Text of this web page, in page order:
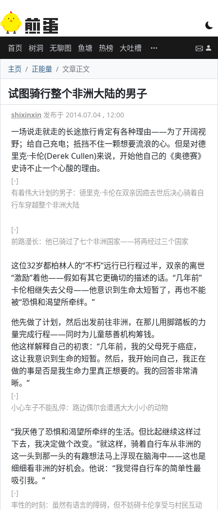
首页 树洞 无聊图 鱼塘 热榜 大吐槽
主页 正能量 文章正文
试图骑行整个非洲大陆的男子
shixinxin 发布于 2014.07.04 , 12:00
一场说走就走的长途旅行肯定有各种理由——为了开阔视
野；给自己充电；抵挡不住一颗想要流浪的心。但是对德
里克·卡伦(Derek Cullen)来说，开始他自己的《奥德赛》
史诗不止一个心酸的理由。
[-]
有着伟大计划的男子：德里克·卡伦在双亲因癌去世后决心骑着自
行车穿越整个非洲大陆
[-]
前路漫长：他已骑过了七个非洲国家——将再经过三个国家
这位32岁都柏林人的“不朽”远行已行程过半，双亲的离世
“激励”着他——假如有其它更确切的描述的话。“几年前”
卡伦相继失去父母——他意识到生命太短暂了，再也不能
被“恐惧和渴望所牵绊。”
他先做了计划，然后出发前往非洲，在那儿用脚踏板的力
量完成行程——同时为儿童慈善机构筹钱。
他这样解释自己的初衷：“几年前，我的父母死于癌症，
这让我意识到生命的短暂。然后，我开始问自己，我正在
做的事是否是我生命力里真正想要的。我的回答非常清
晰。”
[-]
小心车子不能乱停：路边偶尔会遭遇大大小小的动物
“我厌倦了恐惧和渴望所牵绊的生活。但比起继续这样过
下去，我决定做个改变。”就这样，骑着自行车从非洲的
这一头到那一头的有趣想法马上浮现在脑海中——这也是
细细看非洲的好机会。他说：“我觉得自行车的简单性最
吸引我。”
[-]
率性的时刻：虽然有语言的障碍，但不妨碍卡伦享受与村民互动